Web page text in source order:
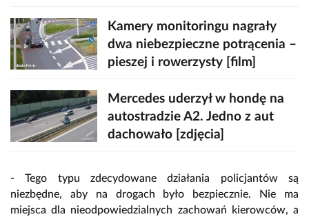
Kamery monitoringu nagrały
dwa niebezpieczne potrącenia –
pieszej i rowerzysty [film]
Mercedes uderzył w hondę na
autostradzie A2. Jedno z aut
dachowało [zdjęcia]
- Tego typu zdecydowane działania policjantów są
niezbędne, aby na drogach było bezpiecznie. Nie ma
miejsca dla nieodpowiedzialnych zachowań kierowców, a